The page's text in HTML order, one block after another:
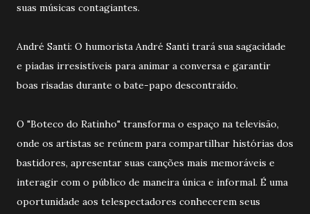
suas músicas contagiantes.
André Santi: O humorista André Santi trará sua sagacidade
e piadas irresistíveis para animar a conversa e garantir
boas risadas durante o bate-papo descontraído.
O "Boteco do Ratinho" transforma o espaço na televisão,
onde os artistas se reúnem para compartilhar histórias dos
bastidores, apresentar suas canções mais memoráveis e
interagir com o público de maneira única e informal. É uma
oportunidade aos telespectadores conhecerem seus